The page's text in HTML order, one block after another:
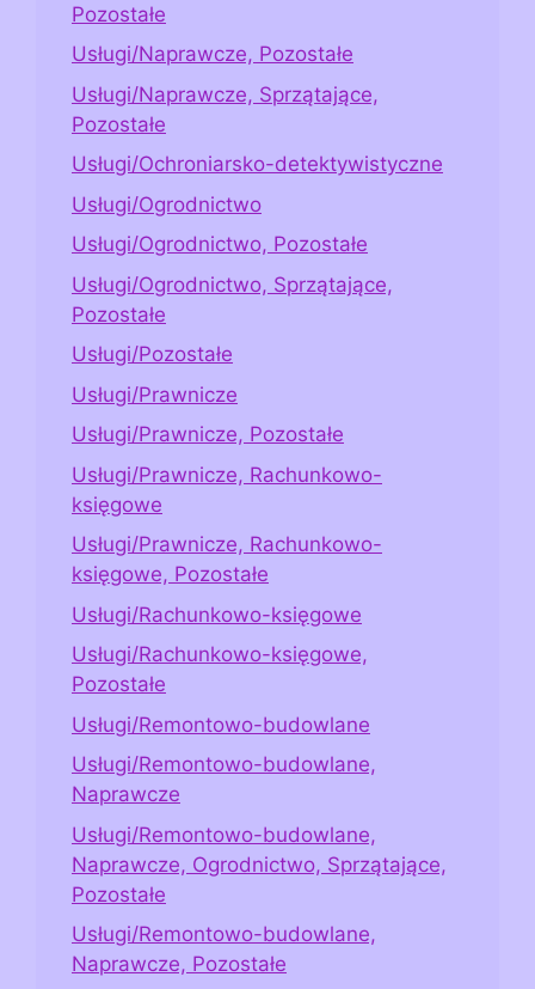
Pozostałe
Usługi/Naprawcze, Pozostałe
Usługi/Naprawcze, Sprzątające,
Pozostałe
Usługi/Ochroniarsko-detektywistyczne
Usługi/Ogrodnictwo
Usługi/Ogrodnictwo, Pozostałe
Usługi/Ogrodnictwo, Sprzątające,
Pozostałe
Usługi/Pozostałe
Usługi/Prawnicze
Usługi/Prawnicze, Pozostałe
Usługi/Prawnicze, Rachunkowo-
księgowe
Usługi/Prawnicze, Rachunkowo-
księgowe, Pozostałe
Usługi/Rachunkowo-księgowe
Usługi/Rachunkowo-księgowe,
Pozostałe
Usługi/Remontowo-budowlane
Usługi/Remontowo-budowlane,
Naprawcze
Usługi/Remontowo-budowlane,
Naprawcze, Ogrodnictwo, Sprzątające,
Pozostałe
Usługi/Remontowo-budowlane,
Naprawcze, Pozostałe